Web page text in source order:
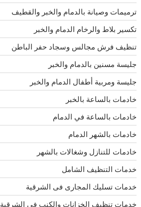
ترميمات وصيانة بالدمام والخبر والقطيف
تكسير بلاط والرخام الدمام والخبر
تنظيف فرش مجالس وسجاد حفر الباطن
جليسة مسنين بالدمام والخبر
جليسة ومربية أطفال الدمام والخبر
خادمات بالساعة بالخبر
خادمات بالساعة في الدمام
خادمات بالشهر الدمام
خادمات للتنازل وشغالات بالشهر
خدمات التنظيف الشامل
خدمات تسليك المجارى فى الشرقية
خدمات تنظيف الخزانات والكنب فى الشرقية